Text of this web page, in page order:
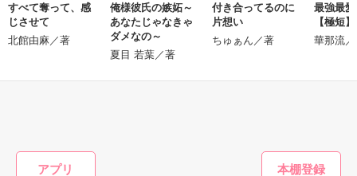
アプリ
あなたでした..
すべて奪って、感
じさせて
北館由麻／著
俺様彼氏の嫉妬～
あなたじゃなきゃ
ダメなの～
夏目 若葉／著
付き合ってるのに
片想い
ちゅぁん／著
最強最
【極短】
華那流